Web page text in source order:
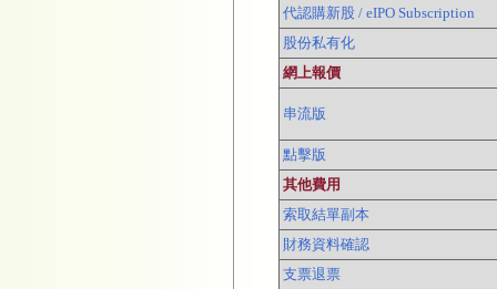
代認購新股 / eIPO Subscription
股份私有化
網上報價
串流版
點擊版
其他費用
索取結單副本
財務資料確認
支票退票